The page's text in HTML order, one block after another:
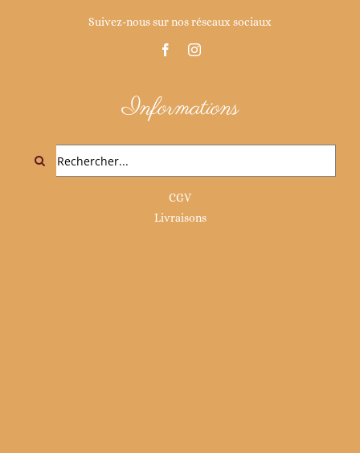
Suivez-nous sur nos réseaux sociaux
Informations
Rechercher:
CGV
Livraisons